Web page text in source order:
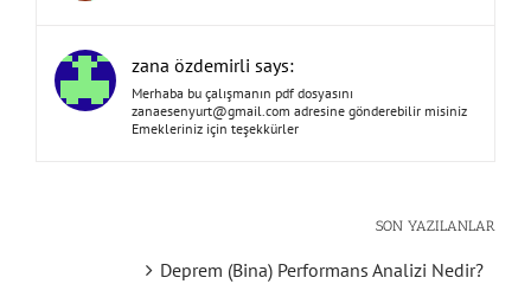
zana özdemirli says:
Merhaba bu çalışmanın pdf dosyasını
zanaesenyurt@gmail.com adresine gönderebilir misiniz
Emekleriniz için teşekkürler
SON YAZILANLAR
Deprem (Bina) Performans Analizi Nedir?